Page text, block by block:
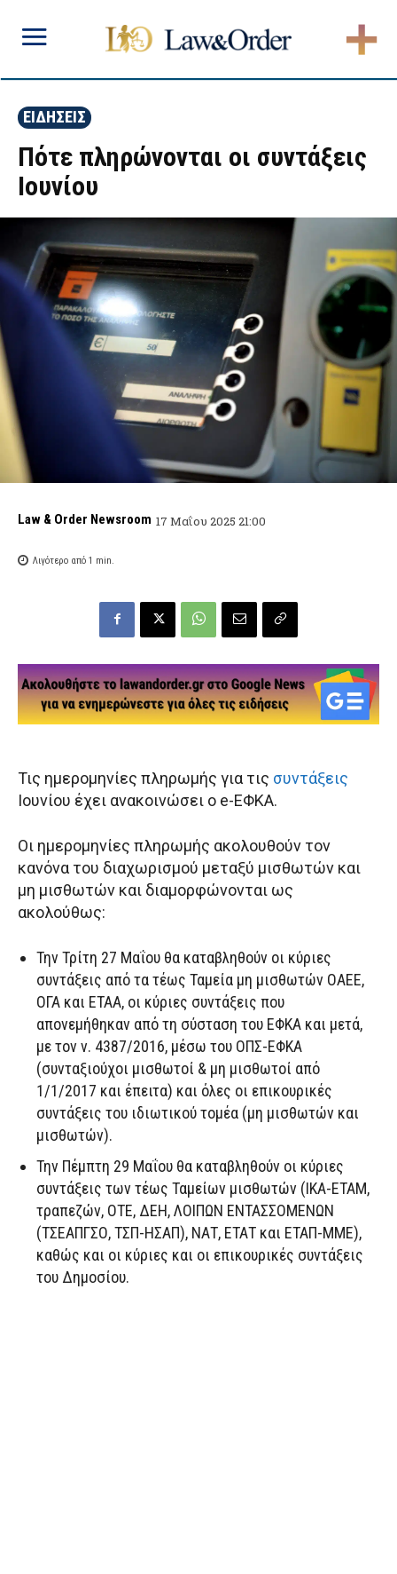
ΕΙΔΗΣΕΙΣ
Πότε πληρώνονται οι συντάξεις
Ιουνίου
Law & Order Newsroom 17 Μαΐου 2025 21:00
Λιγότερο από 1 min.
Τις ημερομηνίες πληρωμής για τις συντάξεις
Ιουνίου έχει ανακοινώσει ο e-ΕΦΚΑ.
Οι ημερομηνίες πληρωμής ακολουθούν τον
κανόνα του διαχωρισμού μεταξύ μισθωτών και
μη μισθωτών και διαμορφώνονται ως
ακολούθως:
Την Τρίτη 27 Μαΐου θα καταβληθούν οι κύριες
συντάξεις από τα τέως Ταμεία μη μισθωτών ΟΑΕΕ,
ΟΓΑ και ΕΤΑΑ, οι κύριες συντάξεις που
απονεμήθηκαν από τη σύσταση του ΕΦΚΑ και μετά,
με τον ν. 4387/2016, μέσω του ΟΠΣ-ΕΦΚΑ
(συνταξιούχοι μισθωτοί & μη μισθωτοί από
1/1/2017 και έπειτα) και όλες οι επικουρικές
συντάξεις του ιδιωτικού τομέα (μη μισθωτών και
μισθωτών).
Την Πέμπτη 29 Μαΐου θα καταβληθούν οι κύριες
συντάξεις των τέως Ταμείων μισθωτών (ΙΚΑ-ΕΤΑΜ,
τραπεζών, ΟΤΕ, ΔΕΗ, ΛΟΙΠΩΝ ΕΝΤΑΣΣΟΜΕΝΩΝ
(ΤΣΕΑΠΓΣΟ, ΤΣΠ-ΗΣΑΠ), ΝΑΤ, ΕΤΑΤ και ΕΤΑΠ-ΜΜΕ),
καθώς και οι κύριες και οι επικουρικές συντάξεις
του Δημοσίου.